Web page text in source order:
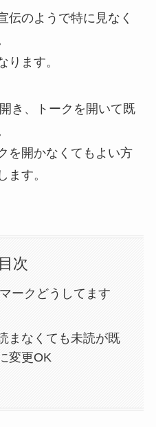
伝のようで特に見なく
ります。
き、トークを開いて既
を開かなくてもよい方
ます。
目次
ークどうしてます
まなくても未読が既
変更OK